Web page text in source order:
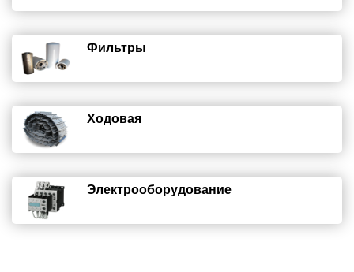
Фильтры
Ходовая
Электрооборудование